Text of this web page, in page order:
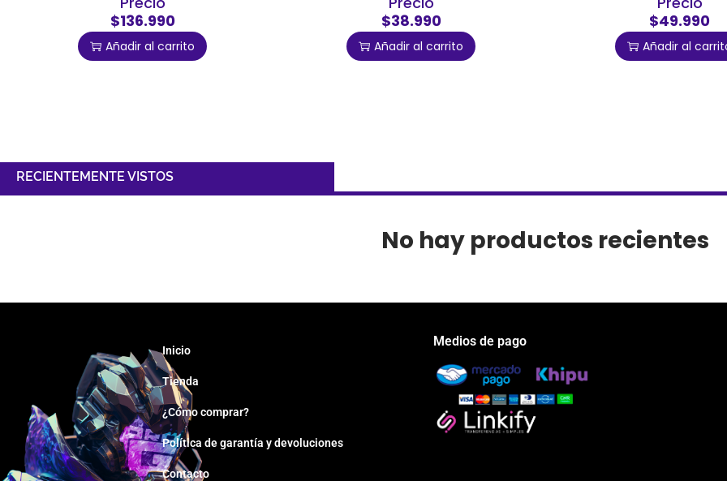
$136.990
Añadir al carrito
$38.990
Añadir al carrito
$49.990
Añadir al
RECIENTEMENTE VISTOS
No hay productos recientes
Inicio
Tienda
¿Cómo comprar?
Política de garantía y devoluciones
Contacto
Medios de pago